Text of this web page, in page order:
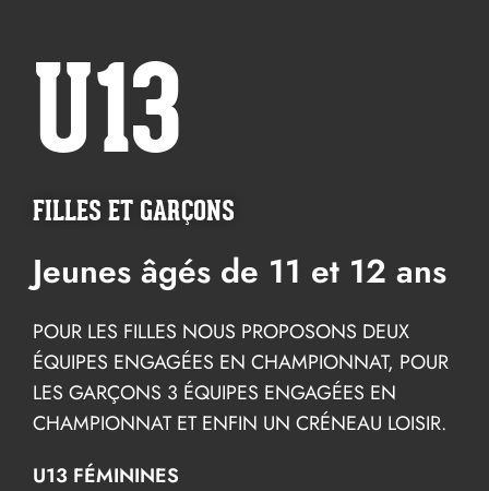
U13
FILLES ET GARÇONS
Jeunes âgés de 11 et 12 ans
POUR LES FILLES NOUS PROPOSONS DEUX
ÉQUIPES ENGAGÉES EN CHAMPIONNAT, POUR
LES GARÇONS 3 ÉQUIPES ENGAGÉES EN
CHAMPIONNAT ET ENFIN UN CRÉNEAU LOISIR.
U13 FÉMININES